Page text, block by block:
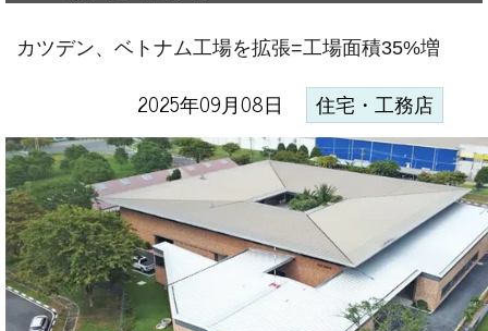
カツデン、ベトナム工場を拡張=工場面積35%増
2025年09月08日 住宅・工務店